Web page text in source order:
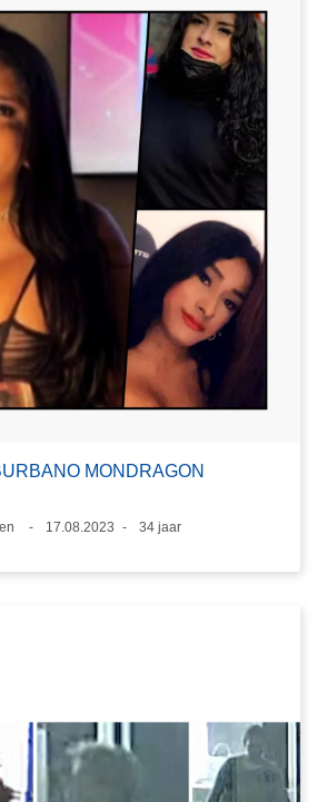
MONDRAGON
17.08.2023
34 jaar